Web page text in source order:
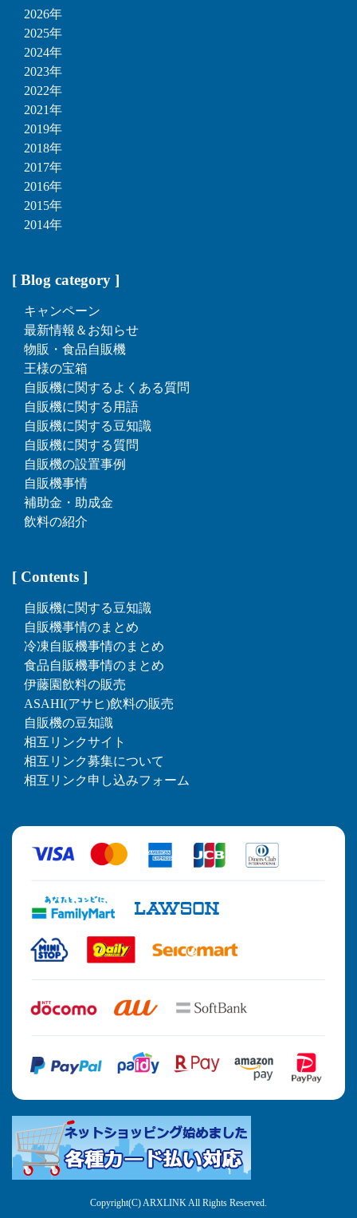
2026年
2025年
2024年
2023年
2022年
2021年
2019年
2018年
2017年
2016年
2015年
2014年
[ Blog category ]
キャンペーン
最新情報＆お知らせ
物販・食品自販機
王様の宝箱
自販機に関するよくある質問
自販機に関する用語
自販機に関する豆知識
自販機に関する質問
自販機の設置事例
自販機事情
補助金・助成金
飲料の紹介
[ Contents ]
自販機に関する豆知識
自販機事情のまとめ
冷凍自販機事情のまとめ
食品自販機事情のまとめ
伊藤園飲料の販売
ASAHI(アサヒ)飲料の販売
自販機の豆知識
相互リンクサイト
相互リンク募集について
相互リンク申し込みフォーム
Copyright(C) ARXLINK All Rights Reserved.